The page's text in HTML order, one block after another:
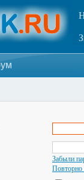
Забыли
Повторно